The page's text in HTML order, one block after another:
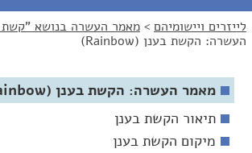
לייזרים ויישומיהם > מאמר העשרה בנושא "קשת
העשרה: הקשת בענן (Rainbow)
מאמר העשרה: הקשת בענן (Rainbow)
תיאור הקשת בענן
מיקום הקשת בענן